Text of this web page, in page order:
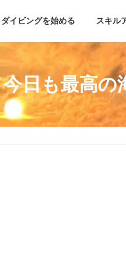
ダイビングを始める スキル
今日も最高の